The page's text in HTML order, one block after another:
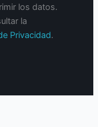
los datos.
la
Privacidad.